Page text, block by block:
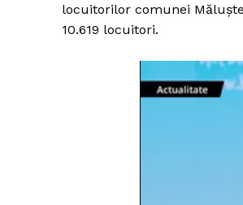
locuitorilor comunei
10.619 locuitori.